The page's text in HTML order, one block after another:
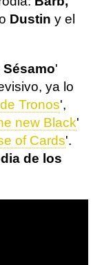
Dustin y el
'
ya lo
Tronos',
new Black'
of Cards'.
de los